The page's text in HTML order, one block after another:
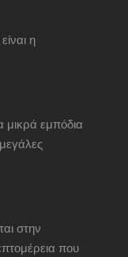
η
μικρά εμπόδια
στην
που